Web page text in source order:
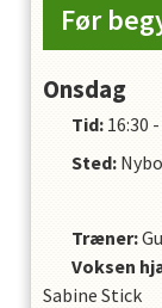
Før
Onsdag
Tid: 16:30
Sted:
Træner:
Voksen
Sabine Stick